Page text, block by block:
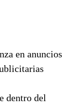
en anuncios
dentro del